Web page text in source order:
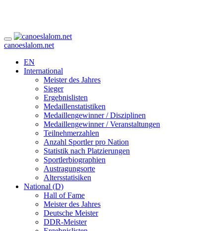
canoeslalom.net
EN
International
Meister des Jahres
Sieger
Ergebnislisten
Medaillenstatistiken
Medaillengewinner / Disziplinen
Medaillengewinner / Veranstaltungen
Teilnehmerzahlen
Anzahl Sportler pro Nation
Statistik nach Platzierungen
Sportlerbiographien
Austragungsorte
Altersstatisiken
National (D)
Hall of Fame
Meister des Jahres
Deutsche Meister
DDR-Meister